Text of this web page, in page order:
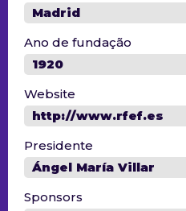
Madrid
Ano de fundação
1920
Website
http://www.rfef.es
Presidente
Ángel María Villar
Sponsors